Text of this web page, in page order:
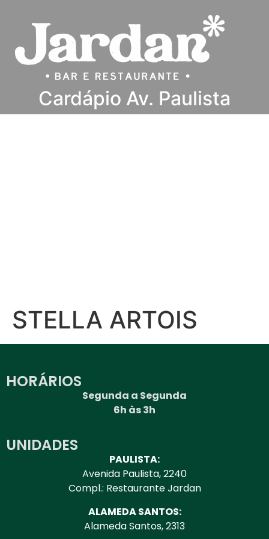
Cardápio Av. Paulista
STELLA ARTOIS
HORÁRIOS
Segunda a Segunda
6h às 3h
UNIDADES
PAULISTA:
Avenida Paulista, 2240
Compl.: Restaurante Jardan
ALAMEDA SANTOS:
Alameda Santos, 2313